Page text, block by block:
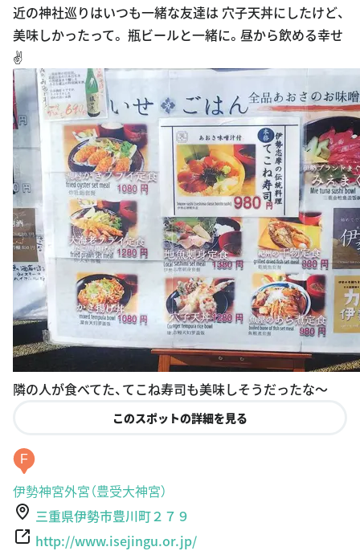
近の神社巡りはいつも一緒な友達は 穴子天丼にしたけど、
美味しかったって。 瓶ビールと一緒に。昼から飲める幸せ
✌️
隣の人が食べてた、てこね寿司も美味しそうだったな〜
このスポットの詳細を見る
F
伊勢神宮外宮（豊受大神宮）
三重県伊勢市豊川町２７９
http://www.isejingu.or.jp/